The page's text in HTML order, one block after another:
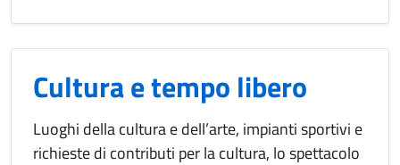
Cultura e tempo libero
Luoghi della cultura e dell’arte, impianti sportivi e
richieste di contributi per la cultura, lo spettacolo